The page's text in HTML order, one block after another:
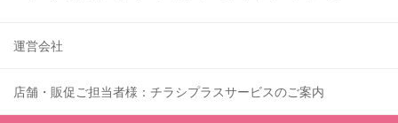
運営会社
店舗・販促ご担当者様：チラシプラスサービスのご案内